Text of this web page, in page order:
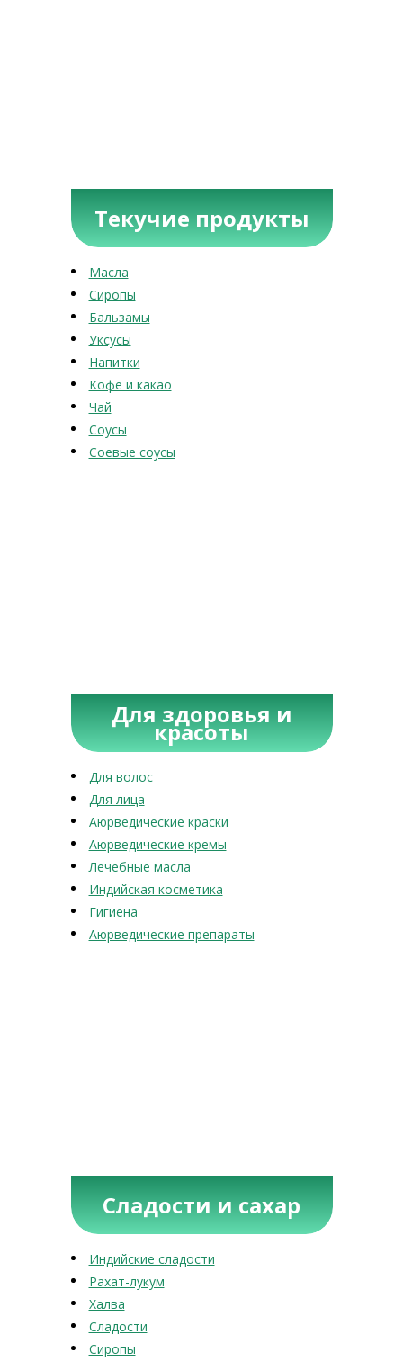
Текучие продукты
Масла
Сиропы
Бальзамы
Уксусы
Напитки
Кофе и какао
Чай
Соусы
Соевые соусы
Для здоровья и
красоты
Для волос
Для лица
Аюрведические краски
Аюрведические кремы
Лечебные масла
Индийская косметика
Гигиена
Аюрведические препараты
Сладости и сахар
Индийские сладости
Рахат-лукум
Халва
Сладости
Сиропы